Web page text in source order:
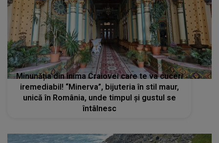
Minunăția din inima Craiovei care te va cuceri
iremediabil! “Minerva”, bijuteria în stil maur,
unică în România, unde timpul și gustul se
întâlnesc